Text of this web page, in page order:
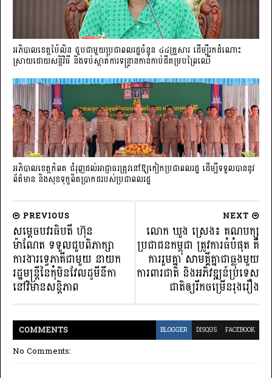
អភិបាលខេត្តប៉ៃលិន ជួបជាមួយប្រជាពលរដ្ឋចំនួន ៤៤គ្រួសារ ដើម្បីរកដំណោះ
ស្រាយដោយសន្តិវិធី និងទប់ស្កាត់ការទន្ទ្រានកាន់កាប់ដីគម្របព្រៃឈើ
អភិបាលខេត្តកំពត ជំរុញដល់អាជ្ញាធរត្រូវនៅឱ្យកៀកប្រជាពលរដ្ឋ ដើម្បីទទួលបាននូវ
ព័ត៌មាន និងសុខទុក្ខពិតប្រាកដរបស់ប្រជាពលរដ្ឋ
NEXT
លោក ឃួង ស្រេង៖ គណបក្ស
ប្រជាជនកម្ពុជា ត្រូវការធំបំផុត គឺ
ការរួមគ្នា សាមគ្គីគ្នាជាធ្លុងមួយ
ការពារជាតិ និងអភិវឌ្ឍន៍ប្រទេស
ជាតិឲ្យរីកចម្រើនរុងរឿង
PREVIOUS
សម្តេចបវរធិបតី ហ៊ុន
ម៉ាណែត ទទួលជួបពិភាក្សា
ការងារទ្វេភាគីជាមួយ នាយក
រដ្ឋមន្ត្រីនៃកុំមិនវែលដូមីនីកា
នៅវិមានសន្តិភាព
COMMENTS BLOGGER DISQUS FACEBOOK
No Comments: